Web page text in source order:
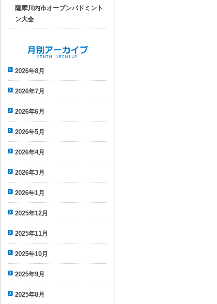
薩摩川内市オープンバドミント
ン大会
2026年8月
2026年7月
2026年6月
2026年5月
2026年4月
2026年3月
2026年1月
2025年12月
2025年11月
2025年10月
2025年9月
2025年8月